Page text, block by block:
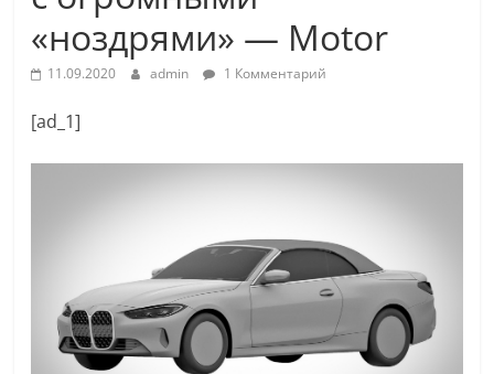
«ноздрями» — Motor
11.09.2020 admin 1 Комментарий
[ad_1]